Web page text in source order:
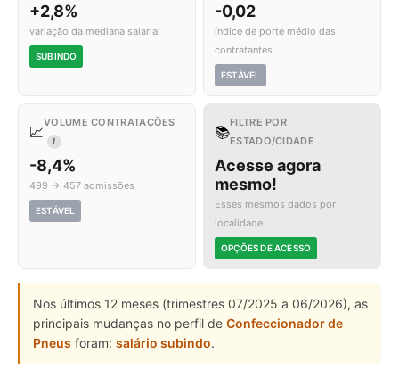
+2,8%
variação da mediana salarial
SUBINDO
-0,02
índice de porte médio das
contratantes
ESTÁVEL
📈
VOLUME CONTRATAÇÕES
I
-8,4%
499 → 457 admissões
ESTÁVEL
📚
FILTRE POR
ESTADO/CIDADE
Acesse agora
mesmo!
Esses mesmos dados por
localidade
OPÇÕES DE ACESSO
Nos últimos 12 meses (trimestres 07/2025 a 06/2026), as
principais mudanças no perfil de Confeccionador de
Pneus foram: salário subindo.